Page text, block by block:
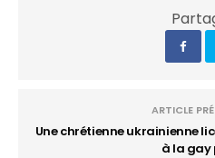
ARTICLE
Une chrétienne ukrainienne
à la gay